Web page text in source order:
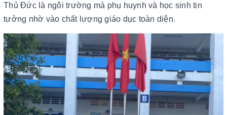
Thủ Đức là ngôi trường mà phụ huynh và học sinh tin
tưởng nhờ vào chất lượng giáo dục toàn diện.